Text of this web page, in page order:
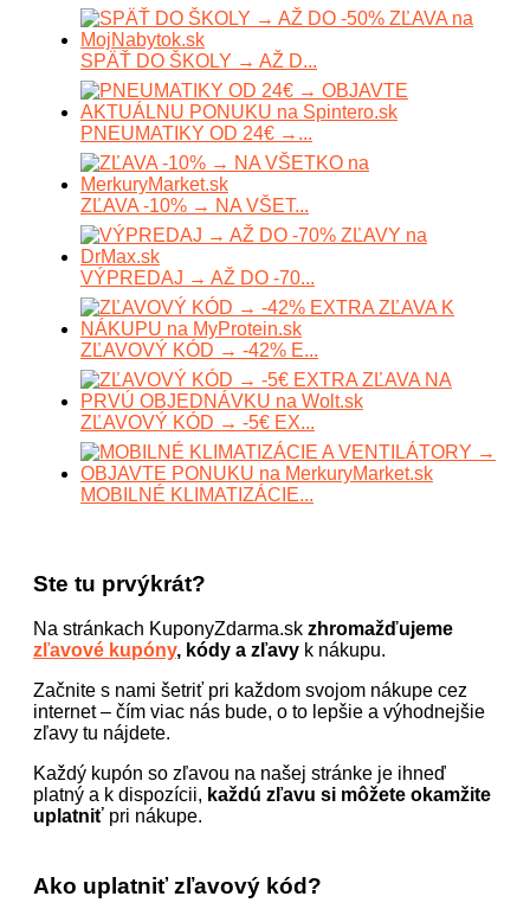
SPÄŤ DO ŠKOLY → AŽ D...
PNEUMATIKY OD 24€ →...
ZĽAVA -10% → NA VŠET...
VÝPREDAJ → AŽ DO -70...
ZĽAVOVÝ KÓD → -42% E...
ZĽAVOVÝ KÓD → -5€ EX...
MOBILNÉ KLIMATIZÁCIE...
Ste tu prvýkrát?
Na stránkach KuponyZdarma.sk zhromažďujeme
zľavové kupóny, kódy a zľavy k nákupu.
Začnite s nami šetriť pri každom svojom nákupe cez
internet – čím viac nás bude, o to lepšie a výhodnejšie
zľavy tu nájdete.
Každý kupón so zľavou na našej stránke je ihneď
platný a k dispozícii, každú zľavu si môžete okamžite
uplatniť pri nákupe.
Ako uplatniť zľavový kód?